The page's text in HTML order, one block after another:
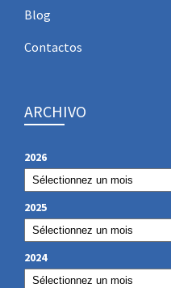
Blog
Contactos
ARCHIVO
2026
2025
2024